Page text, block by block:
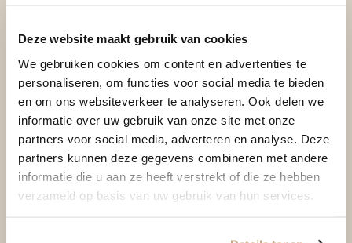
Deze website maakt gebruik van cookies
We gebruiken cookies om content en advertenties te
personaliseren, om functies voor social media te bieden
en om ons websiteverkeer te analyseren. Ook delen we
informatie over uw gebruik van onze site met onze
partners voor social media, adverteren en analyse. Deze
partners kunnen deze gegevens combineren met andere
informatie die u aan ze heeft verstrekt of die ze hebben
verzameld op basis van uw gebruik van hun services.